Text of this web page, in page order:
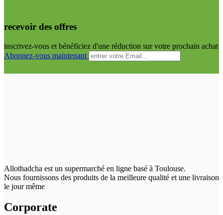
recevoir des offres
inscrivez-vous et bénéficiez d'une réduction sur votre prochain achat
Abonnez-vous maintenant
Allothadcha est un supermarché en ligne basé à Toulouse.
Nous fournissons des produits de la meilleure qualité et une livraison
le jour même
Corporate